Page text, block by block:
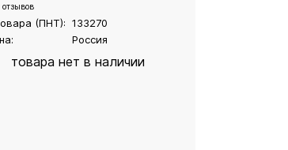
отзывов
(ПНТ): 133270
Россия
товара нет в наличии